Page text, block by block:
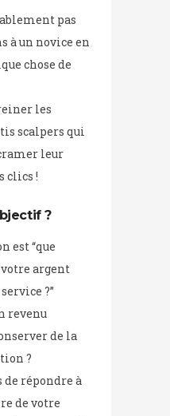
pas
à un novice en
chose de
les
scalpers qui
leur
clics !
?
est “que
argent
?”
revenu
de la
?
de répondre à
de votre